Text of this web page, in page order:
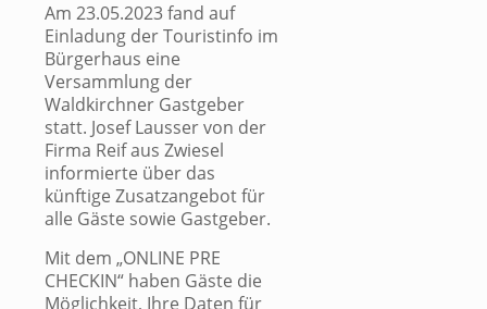
Am 23.05.2023 fand auf
Einladung der Touristinfo im
Bürgerhaus eine
Versammlung der
Waldkirchner Gastgeber
statt. Josef Lausser von der
Firma Reif aus Zwiesel
informierte über das
künftige Zusatzangebot für
alle Gäste sowie Gastgeber.
Mit dem „ONLINE PRE
CHECKIN“ haben Gäste die
Möglichkeit, Ihre Daten für